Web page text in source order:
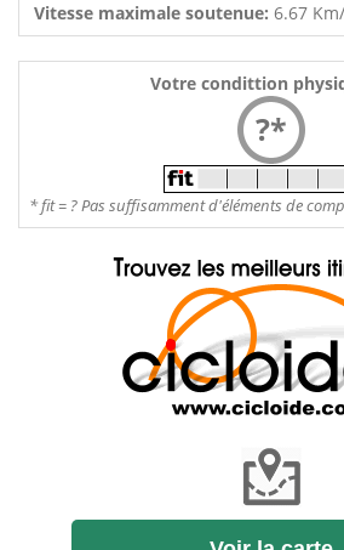
Vitesse maximale soutenue: 6.67
Votre condittion
?*
* fit = ? Pas suffisamment d'éléments de